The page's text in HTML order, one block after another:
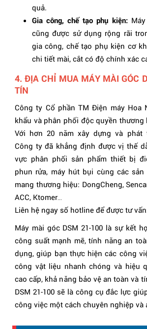
quả.
Gia công, chế tạo phụ kiện:Máy
cũng được sử dụng rộng rãi
gia công, chế tạo phụ kiện cơ
chi tiết mài, cắt có độ chính xác
4. ĐỊA CHỈ MUA MÁY MÀI GÓC
TÍN
Công ty Cổ phần TM Điện máy Hoa
khẩu và phân phối độc quyền thương
Với hơn 20 năm xây dựng và phát
Công ty đã khẳng định được vị thế
vực phân phối sản phẩm thiết bị
phun rửa, máy hút bụi cùng các sản
mang thương hiệu: DongCheng,
ACC, Ktomer…
Liên hệ ngay số hotline để được tư
Máy mài góc DSM 21-100 là sự kết
công suất mạnh mẽ, tính năng an
dụng, giúp bạn thực hiện các công
công vật liệu nhanh chóng và hiệu
cao cấp, khả năng bảo vệ an toàn và
DSM 21-100 sẽ là công cụ đắc lực
công việc một cách chuyên nghiệp và